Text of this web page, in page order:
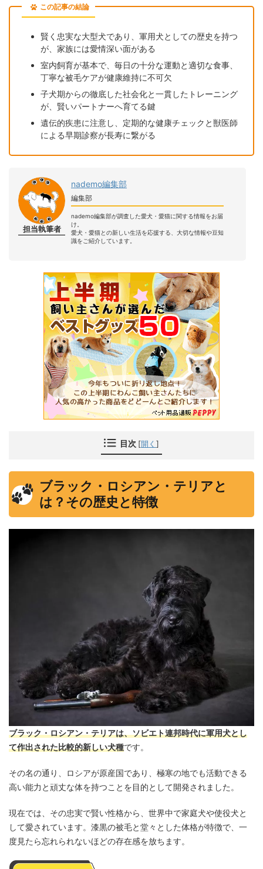
この記事の結論
賢く忠実な大型犬であり、軍用犬としての歴史を持つ
が、家族には愛情深い面がある
室内飼育が基本で、毎日の十分な運動と適切な食事、
丁寧な被毛ケアが健康維持に不可欠
子犬期からの徹底した社会化と一貫したトレーニング
が、賢いパートナーへ育てる鍵
遺伝的疾患に注意し、定期的な健康チェックと獣医師
による早期診察が長寿に繋がる
担当執筆者
nademo編集部
編集部
nademo編集部が調査した愛犬・愛猫に関する情報をお届
け。
愛犬・愛猫との新しい生活を応援する、大切な情報や豆知
識をご紹介しています。
目次 [開く ]
ブラック・ロシアン・テリアと
は？その歴史と特徴
ブラック・ロシアン・テリアは、ソビエト連邦時代に軍用犬とし
て作出された比較的新しい犬種です。
その名の通り、ロシアが原産国であり、極寒の地でも活動できる
高い能力と頑丈な体を持つことを目的として開発されました。
現在では、その忠実で賢い性格から、世界中で家庭犬や使役犬と
して愛されています。漆黒の被毛と堂々とした体格が特徴で、一
度見たら忘れられないほどの存在感を放ちます。